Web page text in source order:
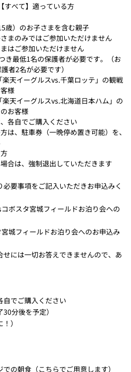
すべて】適っている方
歳）のお子さまを含む親子
まのみではご参加いただけません
はご参加いただけません
き最低1名の保護者が必要です。（お
者2名が必要です）
楽天イーグルスvs.千葉ロッテ」の観戦
様
楽天イーグルスvs.北海道日本ハム」の
お客様
各自でご購入ください
は、駐車券（一晩停め置き可能）を、
合は、強制退出していただきます
要事項をご記入いただきお申込みく
ボスタ宮城フィールドお泊り会への
城フィールドお泊り会へのお申込み
には一切お答えできませんので、あ
でご購入ください
分後を予定）
）
の朝食（こちらでご用意します）